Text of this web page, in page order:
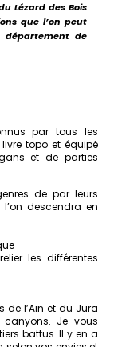
Lézard des Bois
que l’on peut
département de
par tous les
topo et équipé
et de parties
de par leurs
descendra en
les différentes
l’Ain et du Jura
Je vous
battus. Il y en a